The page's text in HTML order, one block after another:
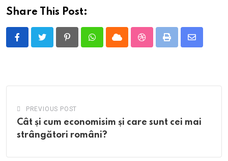
Share This Post:
PinterestWhatsappCloud StumbleUpon
Print
Share
PREVIOUS POST
Cât și cum economisim și care sunt cei mai
strângători români?